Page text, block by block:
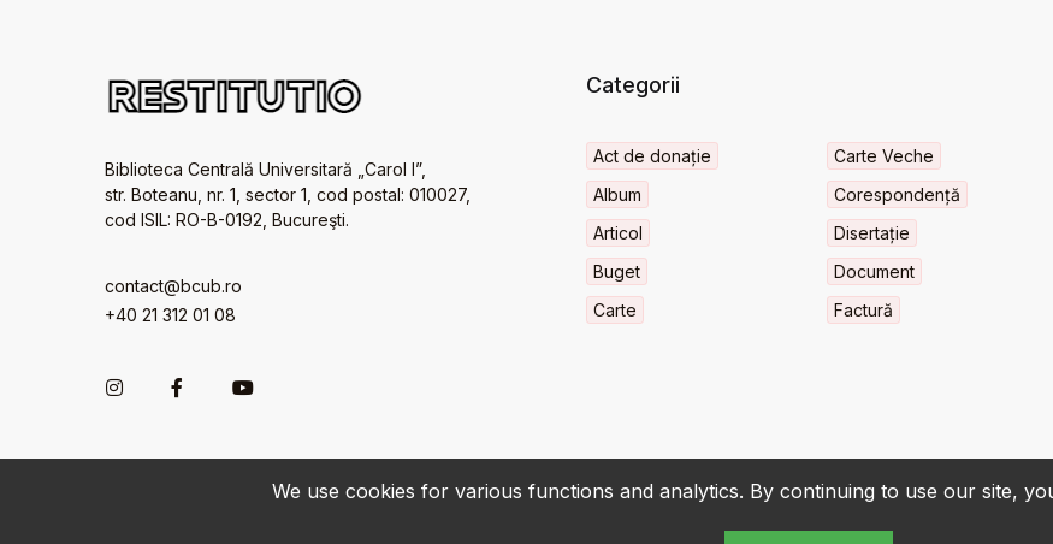
We use cookies for various functions and analytics. By continuing to use our site,
Biblioteca Centrală Universitară „Carol I”,
str. Boteanu, nr. 1, sector 1, cod postal: 010027,
cod ISIL: RO-B-0192, Bucureşti.
contact@bcub.ro
+40 21 312 01 08
Categorii
Act de donație
Album
Articol
Buget
Carte
Carte Veche
Corespondență
Disertație
Document
Factură